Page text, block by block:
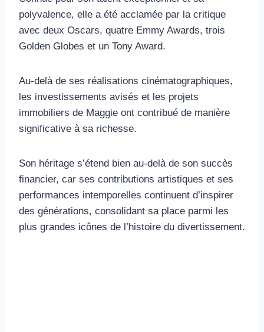
polyvalence, elle a été acclamée par la critique
avec deux Oscars, quatre Emmy Awards, trois
Golden Globes et un Tony Award.
Au-delà de ses réalisations cinématographiques,
les investissements avisés et les projets
immobiliers de Maggie ont contribué de manière
significative à sa richesse.
Son héritage s’étend bien au-delà de son succès
financier, car ses contributions artistiques et ses
performances intemporelles continuent d’inspirer
des générations, consolidant sa place parmi les
plus grandes icônes de l’histoire du divertissement.